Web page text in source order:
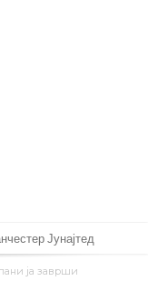
Јунајтед
во Милан
ја заврши